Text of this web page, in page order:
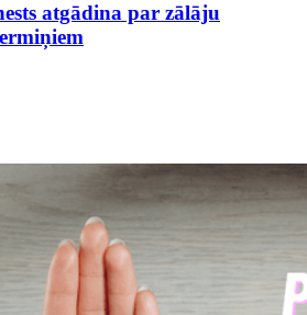
atgādina par zālāju